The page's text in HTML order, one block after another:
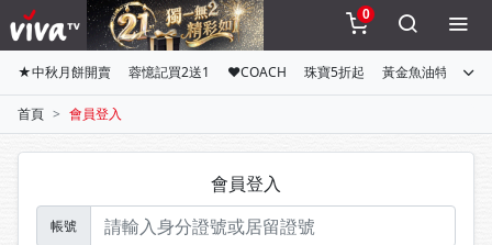
0
★中秋月餅開賣 蓉憶記買2送1 ♥COACH 珠寶5折起 黃金魚油特惠組
首頁 會員登入
會員登入
帳號